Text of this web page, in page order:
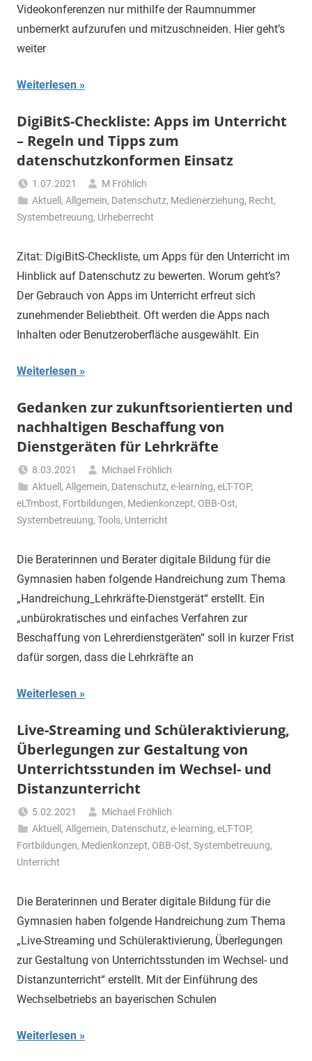
Videokonferenzen nur mithilfe der Raumnummer
unbemerkt aufzurufen und mitzuschneiden. Hier geht’s
weiter
Weiterlesen
DigiBitS-Checkliste: Apps im Unterricht
– Regeln und Tipps zum
datenschutzkonformen Einsatz
1.07.2021
M Fröhlich
Aktuell ,Allgemein, Datenschutz, Medienerziehung, Recht,
Systembetreuung, Urheberrecht
Zitat: DigiBitS-Checkliste, um Apps für den Unterricht im
Hinblick auf Datenschutz zu bewerten. Worum geht’s?
Der Gebrauch von Apps im Unterricht erfreut sich
zunehmender Beliebtheit. Oft werden die Apps nach
Inhalten oder Benutzeroberfläche ausgewählt. Ein
Weiterlesen
Gedanken zur zukunftsorientierten und
nachhaltigen Beschaffung von
Dienstgeräten für Lehrkräfte
8.03.2021
Michael Fröhlich
Aktuell ,Allgemein, Datenschutz,e-learning,eLT-TOP,
eLTmbost, Fortbildungen, Medienkonzept, OBB-Ost,
Systembetreuung, Tools, Unterricht
Die Beraterinnen und Berater digitale Bildung für die
Gymnasien haben folgende Handreichung zum Thema
„Handreichung_Lehrkräfte-Dienstgerät“ erstellt. Ein
„unbürokratisches und einfaches Verfahren zur
Beschaffung von Lehrerdienstgeräten“ soll in kurzer Frist
dafür sorgen, dass die Lehrkräfte an
Weiterlesen
Live-Streaming und Schüleraktivierung,
Überlegungen zur Gestaltung von
Unterrichtsstunden im Wechsel- und
Distanzunterricht
5.02.2021
Michael Fröhlich
Aktuell ,Allgemein, Datenschutz,e-learning,eLT-TOP,
Fortbildungen, Medienkonzept, OBB-Ost, Systembetreuung,
Unterricht
Die Beraterinnen und Berater digitale Bildung für die
Gymnasien haben folgende Handreichung zum Thema
„Live-Streaming und Schüleraktivierung, Überlegungen
zur Gestaltung von Unterrichtsstunden im Wechsel- und
Distanzunterricht“ erstellt. Mit der Einführung des
Wechselbetriebs an bayerischen Schulen
Weiterlesen